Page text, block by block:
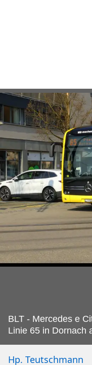
BLT - Mercedes e
Linie 65 in Dornach
Hp. Teutschmann